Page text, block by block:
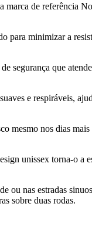
de referência
para minimizar a
segurança que
e respiráveis,
mesmo nos dias
unissex torna-o a
nas estradas
sobre duas rodas.